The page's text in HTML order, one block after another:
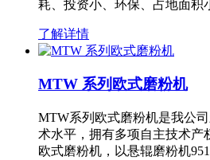
耗、投资小、环保、占地面
了解详情
MTW 系列欧式磨粉机
MTW系列欧式磨粉机是我公
术水平，拥有多项自主技术
欧式磨粉机，以悬辊磨粉机